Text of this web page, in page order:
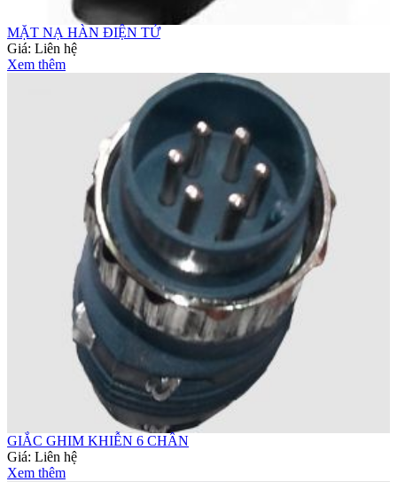
MẶT NẠ HÀN ĐIỆN TỬ
Giá: Liên hệ
Xem thêm
GIẮC GHIM KHIỄN 6 CHÂN
Giá: Liên hệ
Xem thêm